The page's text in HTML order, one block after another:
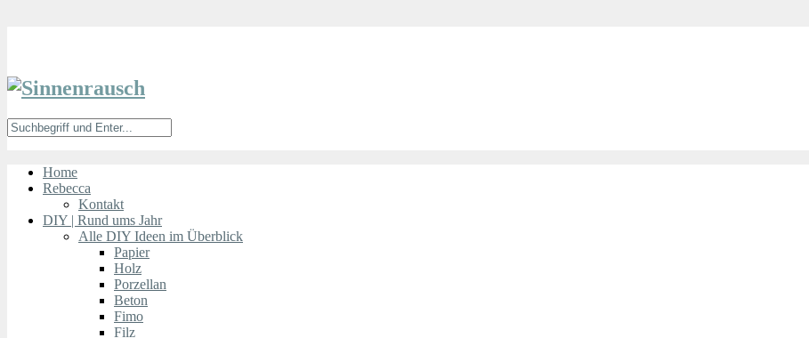
Home
Rebecca
Kontakt
DIY | Rund ums Jahr
Alle DIY Ideen im Überblick
Papier
Holz
Porzellan
Beton
Fimo
Filz